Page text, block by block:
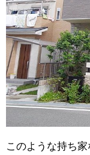
このような持ち